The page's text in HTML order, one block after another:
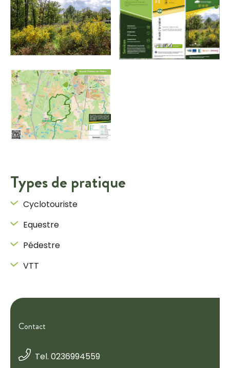
Types de pratique
Cyclotouriste
Equestre
Pédestre
VTT
Contact
Tel. 0236994559